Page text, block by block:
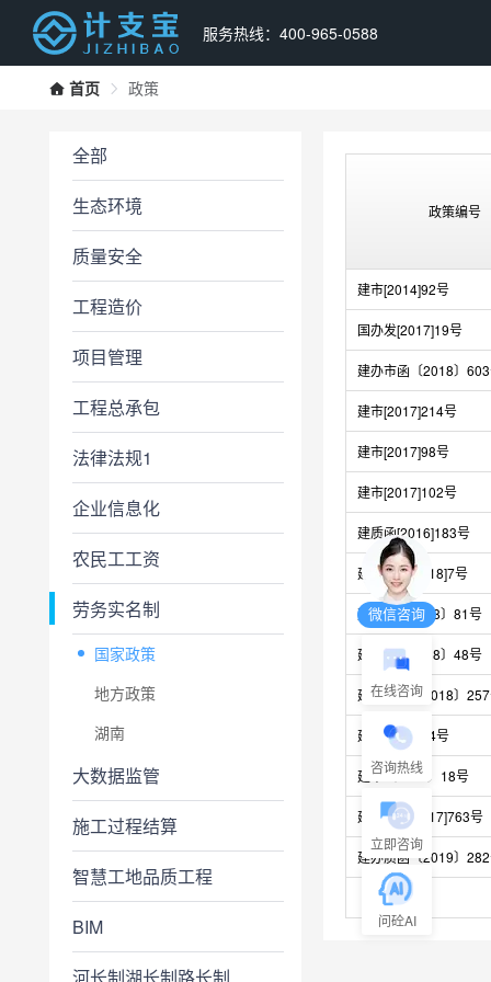
服务热线：400-965-0588
首页 政策
全部
生态环境
质量安全
工程造价
项目管理
工程总承包
法律法规1
企业信息化
农民工工资
劳务实名制
国家政策
地方政策
湖南
大数据监管
施工过程结算
智慧工地品质工程
BIM
政策编号
建市[2014]92号
国办发[2017]19号
建办市函〔2018〕
建市[2017]214号
建市[2017]98号
建市[2017]102号
建质函[2016]183号
建市综函[2018]7号
建办市〔2018〕81号
建办市〔2018〕48号
建办人函〔2018〕
建市[2014]64号
建市〔2019〕18号
建办市函[2017]763号
建办质函〔2019〕
微信咨询
在线咨询
咨询热线
立即咨询
问砼AI